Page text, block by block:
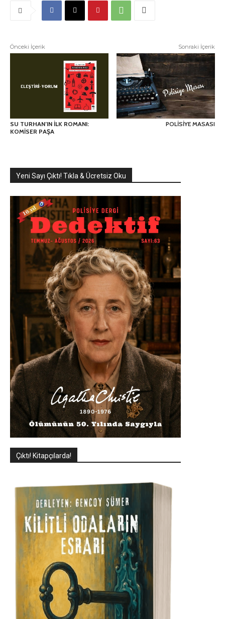
Önceki İçerik
SU TURHAN’IN İLK ROMANI:
KOMİSER PAŞA
Sonraki İçerik
POLİSİYE MASASI
Yeni Sayı Çıktı! Tıkla & Ücretsiz Oku
Çıktı! Kitapçılarda!